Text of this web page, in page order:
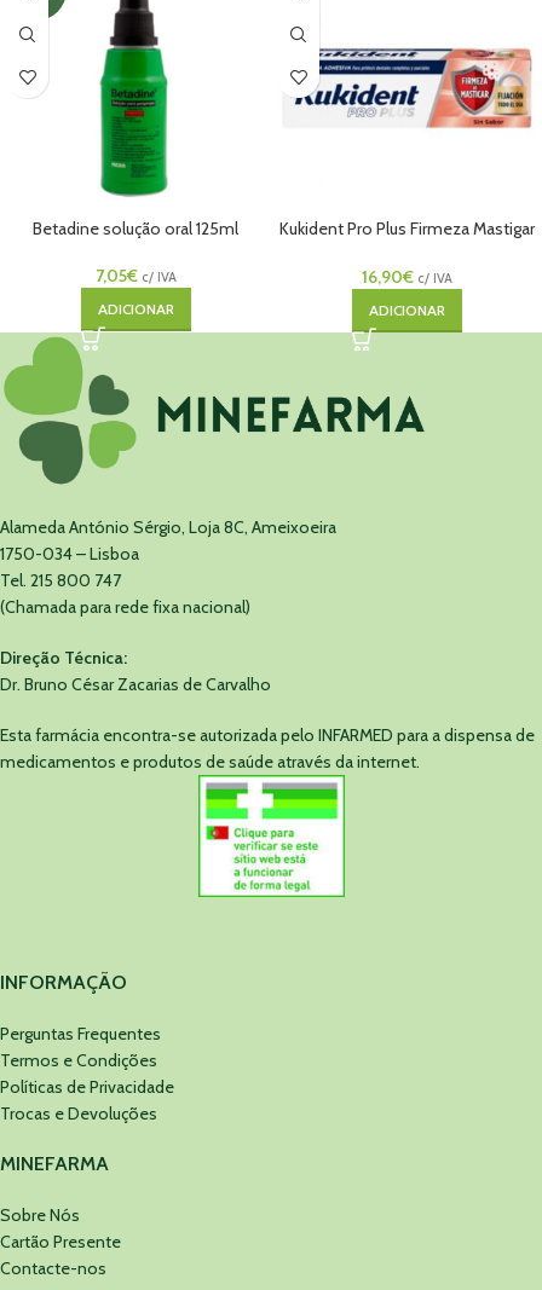
Betadine solução oral 125ml
7,05€ c/ IVA
ADICIONAR
Kukident Pro Plus Firmeza Mastigar
16,90€ c/ IVA
ADICIONAR
Alameda António Sérgio, Loja 8C, Ameixoeira
1750-034 – Lisboa
Tel. 215 800 747
(Chamada para rede fixa nacional)
Direção Técnica:
Dr. Bruno César Zacarias de Carvalho
Esta farmácia encontra-se autorizada pelo INFARMED para a dispensa de
medicamentos e produtos de saúde através da internet.
INFORMAÇÃO
Perguntas Frequentes
Termos e Condições
Políticas de Privacidade
Trocas e Devoluções
MINEFARMA
Sobre Nós
Cartão Presente
Contacte-nos